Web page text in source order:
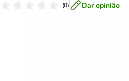
(0) Dar opinião